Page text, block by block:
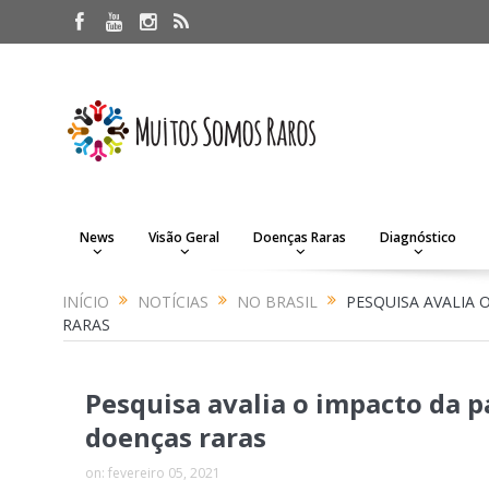
News Visão Geral Doenças Raras Diagnóstico
INÍCIO NOTÍCIAS NO BRASIL
PESQUISA AVALIA
RARAS
Pesquisa avalia o impacto da
doenças raras
on:fevereiro 05, 2021